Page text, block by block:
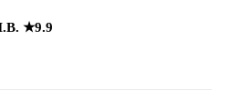
★9.9